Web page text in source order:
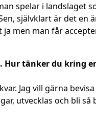
spelar i landslaget
självklart är det en
men man får
Hur tänker du kring
Jag vill gärna
utvecklas och bli så